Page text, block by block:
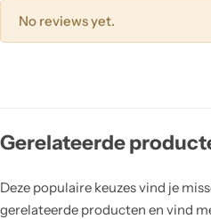
No reviews yet.
Gerelateerde
Deze populaire keuzes vind je
gerelateerde producten en vind